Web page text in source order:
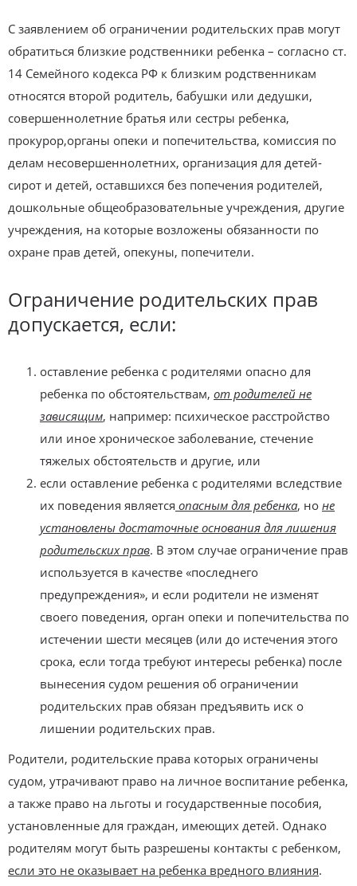
С заявлением об ограничении родительских прав могут
обратиться близкие родственники ребенка – согласно ст.
14 Семейного кодекса РФ к близким родственникам
относятся второй родитель, бабушки или дедушки,
совершеннолетние братья или сестры ребенка,
прокурор,органы опеки и попечительства, комиссия по
делам несовершеннолетних, организация для детей-
сирот и детей, оставшихся без попечения родителей,
дошкольные общеобразовательные учреждения, другие
учреждения, на которые возложены обязанности по
охране прав детей, опекуны, попечители.
Ограничение родительских прав
допускается, если:
оставление ребенка с родителями опасно для
ребенка по обстоятельствам, от родителей не
зависящим, например: психическое расстройство
или иное хроническое заболевание, стечение
тяжелых обстоятельств и другие, или
если оставление ребенка с родителями вследствие
их поведения является опасным для ребенка, но не
установлены достаточные основания для лишения
родительских прав. В этом случае ограничение прав
используется в качестве «последнего
предупреждения», и если родители не изменят
своего поведения, орган опеки и попечительства по
истечении шести месяцев (или до истечения этого
срока, если тогда требуют интересы ребенка) после
вынесения судом решения об ограничении
родительских прав обязан предъявить иск о
лишении родительских прав.
Родители, родительские права которых ограничены
судом, утрачивают право на личное воспитание ребенка,
а также право на льготы и государственные пособия,
установленные для граждан, имеющих детей. Однако
родителям могут быть разрешены контакты с ребенком,
если это не оказывает на ребенка вредного влияния.